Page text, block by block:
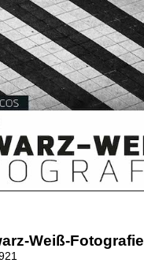
Weiß-Fotografie